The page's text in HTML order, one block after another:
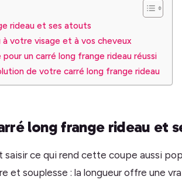
rideau et ses atouts
votre visage et à vos cheveux
un carré long frange rideau réussi
de votre carré long frange rideau
long frange rideau et
ce qui rend cette coupe aussi
et souplesse : la longueur offre une